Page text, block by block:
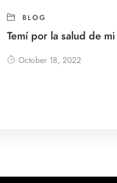
BLOG
Temí por la salud de
October 18, 2022